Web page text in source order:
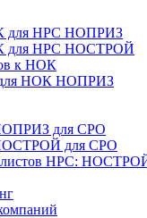
для НРС НОПРИЗ
для НРС НОСТРОЙ
к НОК
для НОК НОПРИЗ
для СРО
для СРО
НРС: